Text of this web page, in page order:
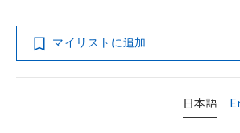
マイリストに追加
日本語